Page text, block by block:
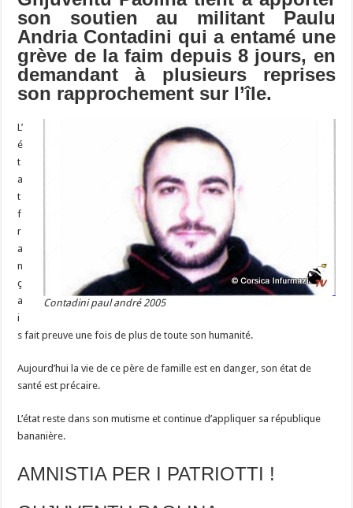
o
o
k
a
m
c
h
at
Li
n
k
o
n
t
p
p
bl
r
di
t
l
g
er
son soutien au militant Paulu
Andria Contadini qui a entamé une
grève de la faim depuis 8 jours, en
demandant à plusieurs reprises
son rapprochement sur l’île.
Contadini paul andré 2005
L’
é
t
a
t
f
r
a
n
ç
a
i
s fait preuve une fois de plus de toute son humanité.
Aujourd’hui la vie de ce père de famille est en danger, son état de
santé est précaire.
L’état reste dans son mutisme et continue d’appliquer sa république
bananière.
AMNISTIA PER I PATRIOTTI !